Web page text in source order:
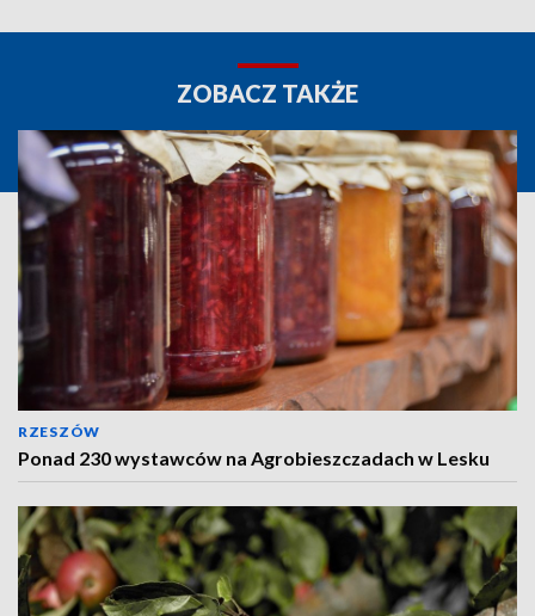
ZOBACZ TAKŻE
RZESZÓW
Ponad 230 wystawców na Agrobieszczadach w Lesku